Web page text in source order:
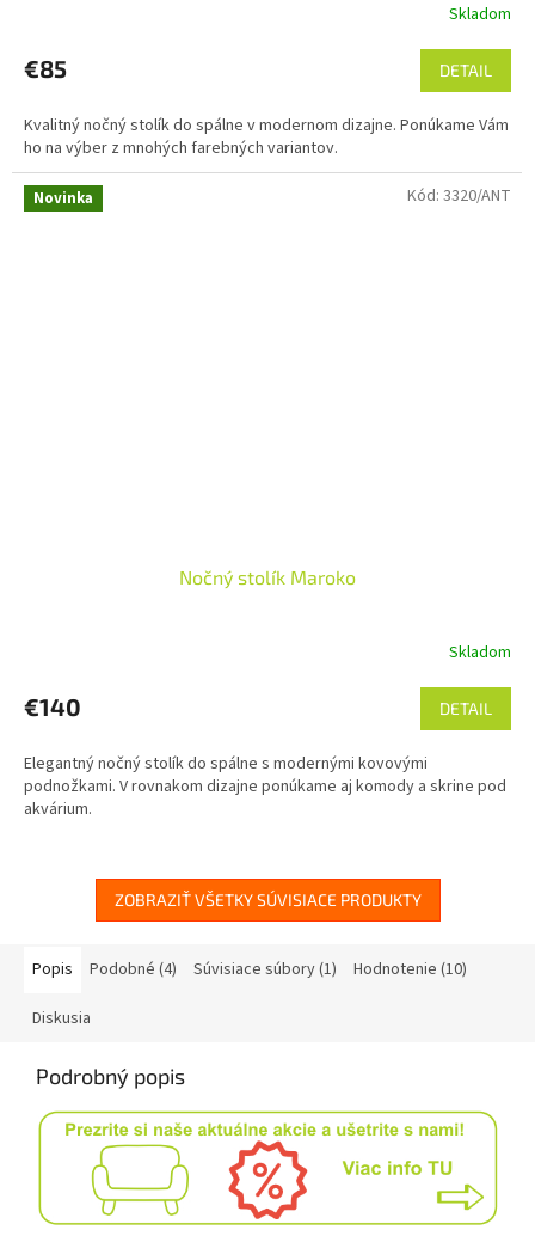
Skladom
€85 DETAIL
Kvalitný nočný stolík do spálne v modernom dizajne. Ponúkame Vám
ho na výber z mnohých farebných variantov.
Novinka
Nočný stolík Maroko
Skladom
€140 DETAIL
Elegantný nočný stolík do spálne s modernými kovovými
podnožkami. V rovnakom dizajne ponúkame aj komody a skrine pod
akvárium.
Kód: 3320/ANT
ZOBRAZIŤ VŠETKY SÚVISIACE PRODUKTY
Popis Podobné (4) Súvisiace súbory (1) Hodnotenie (10)
Diskusia
Podrobný popis